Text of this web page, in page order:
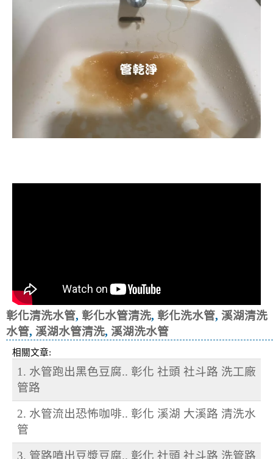
彰化清洗水管, 彰化水管清洗, 彰化洗水管, 溪湖清洗
水管, 溪湖水管清洗, 溪湖洗水管
相關文章:
1. 水管跑出黑色豆腐.. 彰化 社頭 社斗路 洗工廠
管路
2. 水管流出恐怖咖啡.. 彰化 溪湖 大溪路 清洗水
管
3. 管路噴出豆漿豆腐.. 彰化 社頭 社斗路 洗管路